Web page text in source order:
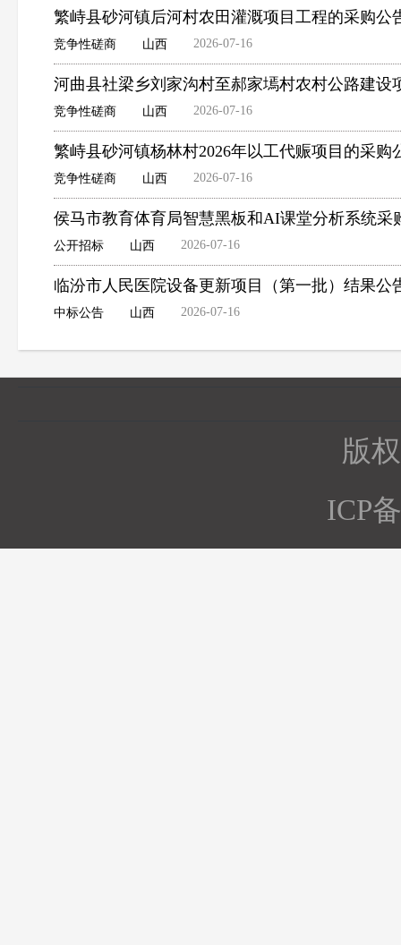
繁峙县砂河镇后河村农田灌溉项目工程的采购公
竞争性磋商 山西 2026-07-16
河曲县社梁乡刘家沟村至郝家墕村农村公路建设
竞争性磋商 山西 2026-07-16
繁峙县砂河镇杨林村2026年以工代赈项目的采购
竞争性磋商 山西 2026-07-16
侯马市教育体育局智慧黑板和AI课堂分析系统采
公开招标 山西 2026-07-16
临汾市人民医院设备更新项目（第一批）结果公
中标公告 山西 2026-07-16
版
ICP